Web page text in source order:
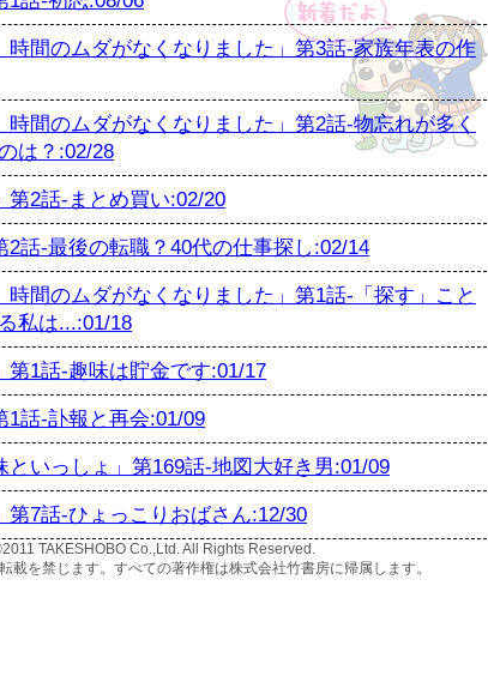
時間のムダがなくなりました」第3話-家族年表の作
時間のムダがなくなりました」第2話-物忘れが多く
は？:02/28
第2話-まとめ買い:02/20
2話-最後の転職？40代の仕事探し:02/14
時間のムダがなくなりました」第1話-「探す」こと
私は...:01/18
第1話-趣味は貯金です:01/17
1話-訃報と再会:01/09
といっしょ」第169話-地図大好き男:01/09
第7話-ひょっこりおばさん:12/30
TAKESHOBO Co.,Ltd. All Rights Reserved.
載を禁じます。すべての著作権は株式会社竹書房に帰属します。